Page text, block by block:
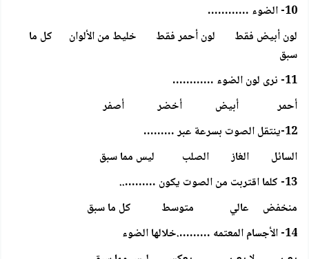
10- الضوء …………
لون أبيض فقط لون أحمر فقط خليط من الألوان كل ما
سبق
11- نرى لون الضوء …………
أحمر أبيض أخضر أصفر
12-ينتقل الصوت بسرعة عبر ………
السائل الغاز الصلب ليس مما سبق
13- كلما اقتربت من الصوت يكون ………..
منخفض عالي متوسط كل ما سبق
14- الأجسام المعتمه ……….خلالها الضوء